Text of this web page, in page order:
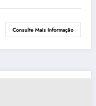
Consulte Mais Informação